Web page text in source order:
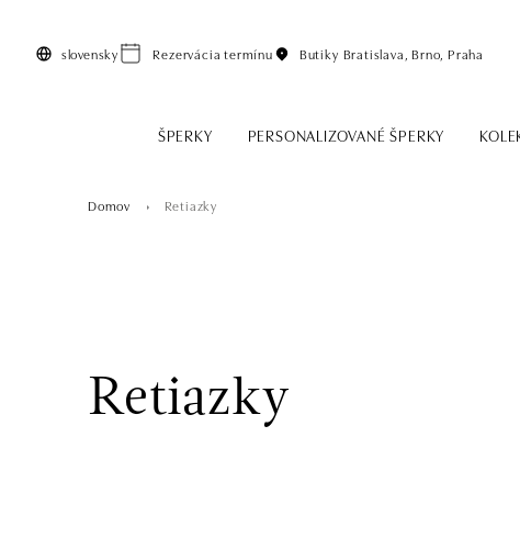
slovensky Rezervácia termínu Butiky Bratislava, Brno, Praha
ŠPERKY PERSONALIZOVANÉ ŠPERKY
Domov Retiazky
Retiazky